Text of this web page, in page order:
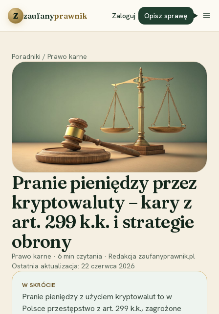
Przejdź do treści
Z zaufanyprawnik Zaloguj Opisz sprawę
Poradniki / Prawo karne
Pranie pieniędzy przez
kryptowaluty – kary z
art. 299 k.k. i strategie
obrony
Prawo karne · 6 min czytania · Redakcja zaufanyprawnik.pl
Ostatnia aktualizacja: 22 czerwca 2026
W SKRÓCIE
Pranie pieniędzy z użyciem kryptowalut to w
Polsce przestępstwo z art. 299 k.k., zagrożone